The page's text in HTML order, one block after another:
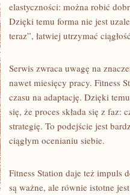
elastyczności: można robić
Dzięki temu forma nie jest
teraz”, łatwiej utrzymać
Serwis zwraca uwagę na
nawet miesięcy pracy. Fitness
czasu na adaptację. Dzięki
się, że proces składa się z faz:
strategię. To podejście jest
ciągłym ocenianiu siebie.
Fitness Station daje też impuls
są ważne, ale równie istotne